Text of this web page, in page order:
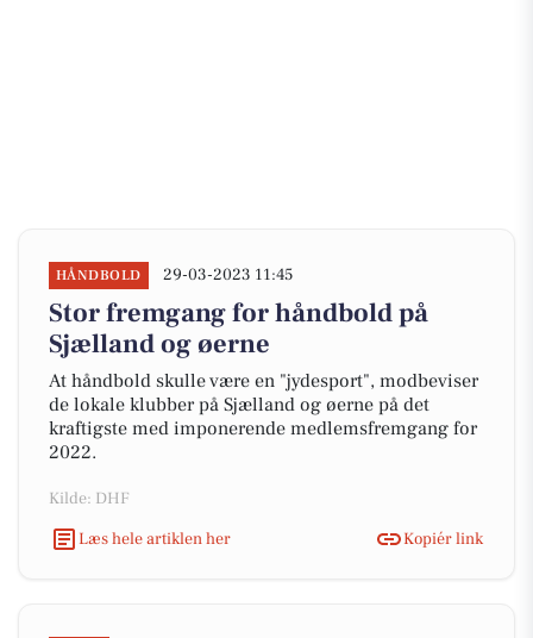
HÅNDBOLD 29-03-2023 11:45
Stor fremgang for håndbold på
Sjælland og øerne
At håndbold skulle være en "jydesport", modbeviser
de lokale klubber på Sjælland og øerne på det
kraftigste med imponerende medlemsfremgang for
2022.
Kilde: DHF
Læs hele artiklen her
Kopiér link